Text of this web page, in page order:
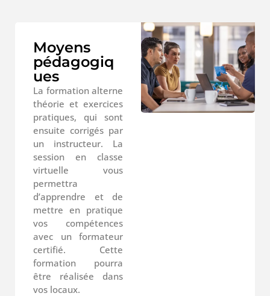
Moyens
pédagogiq
ues
La formation alterne
théorie et exercices
pratiques, qui sont
ensuite corrigés par
un instructeur. La
session en classe
virtuelle vous
permettra
d’apprendre et de
mettre en pratique
vos compétences
avec un formateur
certifié. Cette
formation pourra
être réalisée dans
vos locaux.